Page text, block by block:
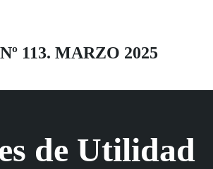
113. MARZO 2025
de Utilidad